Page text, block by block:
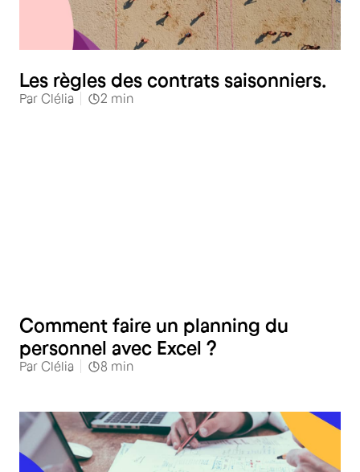
Les règles des contrats saisonniers.
Par Clélia 2 min
Comment faire un planning du
personnel avec Excel ?
Par Clélia 8 min